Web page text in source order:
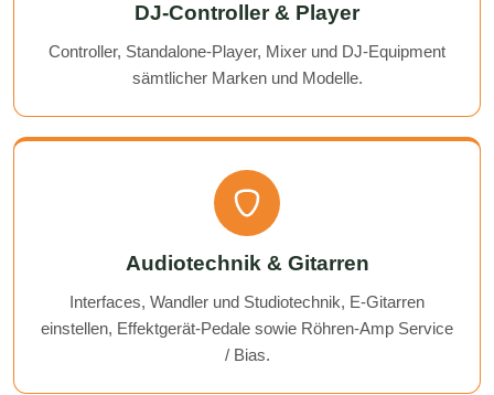
DJ-Controller & Player
Controller, Standalone-Player, Mixer und DJ-Equipment
sämtlicher Marken und Modelle.
Audiotechnik & Gitarren
Interfaces, Wandler und Studiotechnik, E-Gitarren
einstellen, Effektgerät-Pedale sowie Röhren-Amp Service
/ Bias.